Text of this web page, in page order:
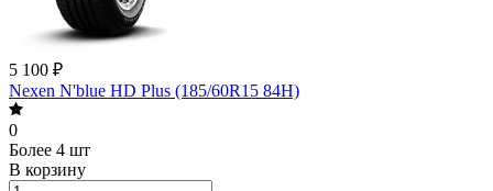
5 100 ₽
Nexen N'blue HD Plus (185/60R15 84H)
0
Более 4 шт
В корзину